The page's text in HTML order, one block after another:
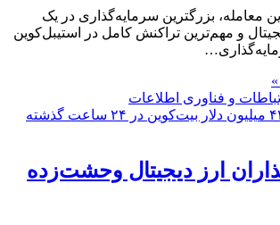
معامله، بزرگترین سرمایه‌گذاری در یک
و مهم‌ترین تراکنش کامل در استیبل‌کوین
و فناوری اطلاعات
ارز دیجیتال وحشت‌زده